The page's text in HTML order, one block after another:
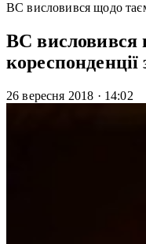
ВС висловився щодо
ВС висловився
26 вересня 2018 · 14:02